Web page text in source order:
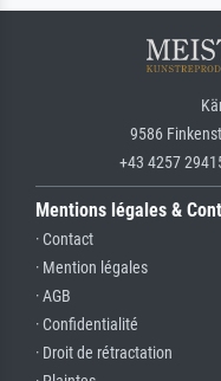
9586
+43 4257
Mentions légales &
· Contact
· Mention légales
· AGB
· Confidentialité
· Droit de rétractation